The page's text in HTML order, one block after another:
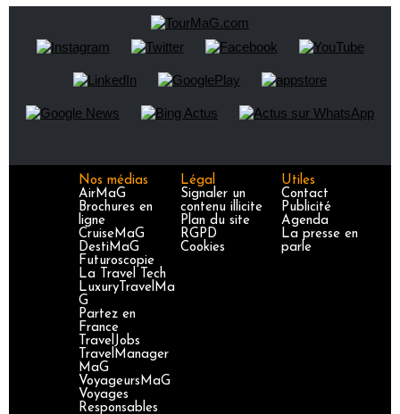
Nos médias
AirMaG
Brochures en
ligne
CruiseMaG
DestiMaG
Futuroscopie
La Travel Tech
LuxuryTravelMa
G
Partez en
France
TravelJobs
TravelManager
MaG
VoyageursMaG
Voyages
Responsables
Légal
Signaler un
contenu illicite
Plan du site
RGPD
Cookies
Utiles
Contact
Publicité
Agenda
La presse en
parle